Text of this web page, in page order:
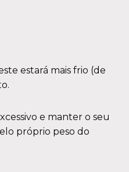
estará mais frio (de
e manter o seu
próprio peso do